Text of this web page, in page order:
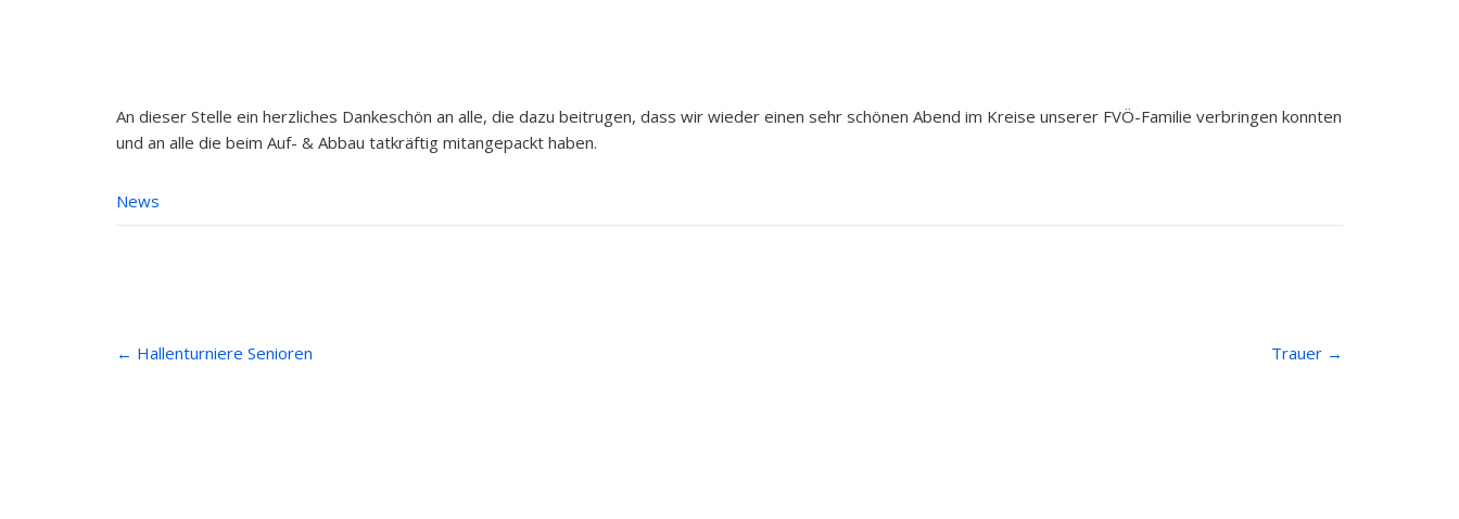
An dieser Stelle ein herzliches Dankeschön an alle, die dazu beitrugen, dass wir wieder einen sehr schönen Abend im Kreise unserer FVÖ-Familie verbringen konnten
und an alle die beim Auf- & Abbau tatkräftig mitangepackt haben.
News
navigation
← Hallenturniere Senioren Trauer →